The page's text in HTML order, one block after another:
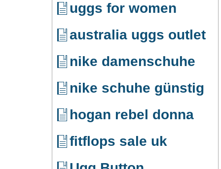
uggs for women
australia uggs outlet
nike damenschuhe
nike schuhe günstig
hogan rebel donna
fitflops sale uk